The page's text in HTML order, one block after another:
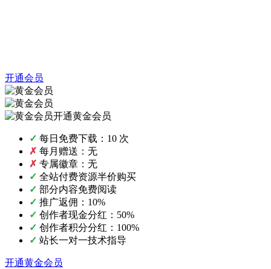
开通会员
开通黄金会员
✓ 每日免费下载：10 次
✗ 每月赠送：无
✗ 专属徽章：无
✓ 全站付费资源半价购买
✓ 部分内容免费阅读
✓ 推广返佣：10%
✓ 创作者现金分红：50%
✓ 创作者积分分红：100%
✓ 站长一对一技术指导
开通黄金会员